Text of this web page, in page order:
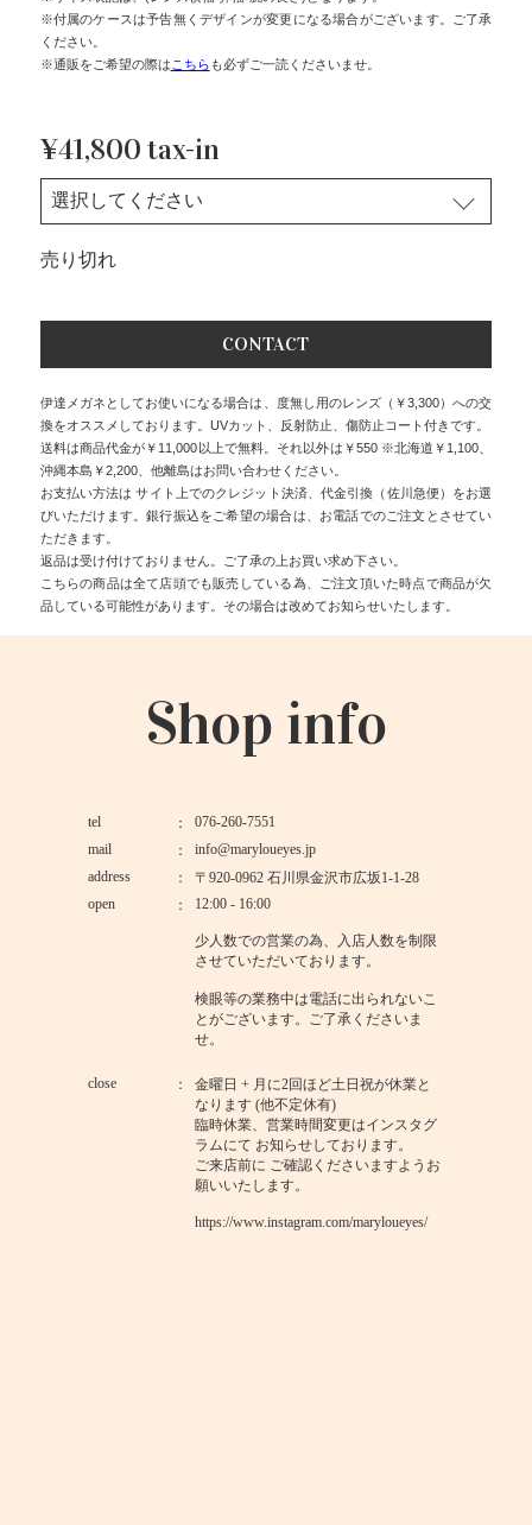
※付属のケースは予告無くデザインが変更になる場合がございます。ご了承
ください。
※通販をご希望の際は こちら も必ずご一読くださいませ。
¥41,800 tax-in
売り切れ
CONTACT
伊達メガネとしてお使いになる場合は、度無し用のレンズ（￥3,300）への交
換をオススメしております。UVカット、反射防止、傷防止コート付きです。
送料は商品代金が￥11,000以上で無料。それ以外は￥550 ※北海道￥1,100、
沖縄本島￥2,200、他離島はお問い合わせください。
お支払い方法は サイト上でのクレジット決済、代金引換（佐川急便）をお選
びいただけます。銀行振込をご希望の場合は、お電話でのご注文とさせてい
ただきます。
返品は受け付けておりません。ご了承の上お買い求め下さい。
こちらの商品は全て店頭でも販売している為、ご注文頂いた時点で商品が欠
品している可能性があります。その場合は改めてお知らせいたします。
Shop info
tel
076-260-7551
mail
info@maryloueyes.jp
address
〒920-0962 石川県金沢市広坂1-1-28
open
12:00 - 16:00
少人数での営業の為、入店人数を制限
させていただいております。
検眼等の業務中は電話に出られないこ
とがございます。ご了承くださいま
せ。
close
金曜日 + 月に2回ほど土日祝が休業と
なります (他不定休有)
臨時休業、営業時間変更はインスタグ
ラムにて お知らせしております。
ご来店前に ご確認くださいますようお
願いいたします。
https://www.instagram.com/maryloueyes/